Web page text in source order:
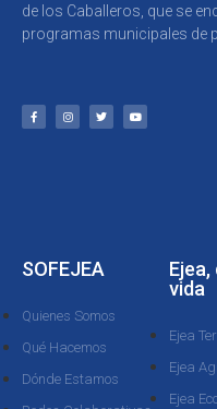
de los Caballeros, que se
programas municipales de
SOFEJEA
Quienes Somos
Qué Hacemos
Dónde Estamos
vida
Ejea
Ejea
Ejea